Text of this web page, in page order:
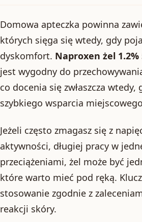
Domowa apteczka powinna
których sięga się wtedy, gdy
dyskomfort. Naproxen żel 1.2%
jest wygodny do
co docenia się zwłaszcza
szybkiego wsparcia
Jeżeli często zmagasz się z
aktywności, długiej pracy w
przeciążeniami, żel może być
które warto mieć pod ręką.
stosowanie zgodnie z
reakcji skóry.